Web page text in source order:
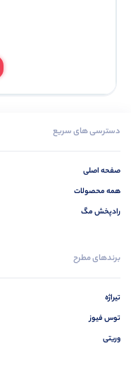
دسترسی های سریع
صفحه اصلی
همه محصولات
رادپخش مگ
برندهای مطرح
تیراژه
توس فیوز
وریتی